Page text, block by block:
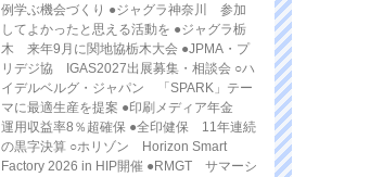
例学ぶ機会づくり ●ジャグラ神奈川 参加
してよかったと思える活動を ●ジャグラ栃
木 来年9月に関地協栃木大会 ●JPMA・プ
リデジ協 IGAS2027出展募集・相談会 ○ハ
イデルベルグ・ジャパン 「SPARK」テー
マに最適生産を提案 ●印刷メディア年金
運用収益率8％超確保 ●全印健保 11年連続
の黒字決算 ○ホリゾン Horizon Smart
Factory 2026 in HIP開催 ●RMGT サマーシ